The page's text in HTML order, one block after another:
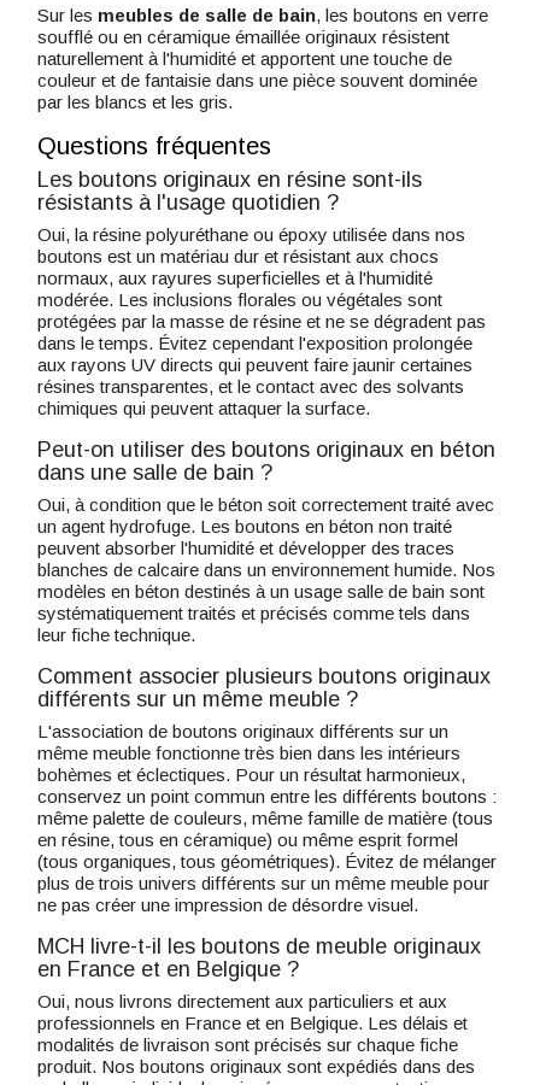
Sur les meubles de salle de bain, les boutons en verre
soufflé ou en céramique émaillée originaux résistent
naturellement à l'humidité et apportent une touche de
couleur et de fantaisie dans une pièce souvent dominée
par les blancs et les gris.
Questions fréquentes
Les boutons originaux en résine sont-ils
résistants à l'usage quotidien ?
Oui, la résine polyuréthane ou époxy utilisée dans nos
boutons est un matériau dur et résistant aux chocs
normaux, aux rayures superficielles et à l'humidité
modérée. Les inclusions florales ou végétales sont
protégées par la masse de résine et ne se dégradent pas
dans le temps. Évitez cependant l'exposition prolongée
aux rayons UV directs qui peuvent faire jaunir certaines
résines transparentes, et le contact avec des solvants
chimiques qui peuvent attaquer la surface.
Peut-on utiliser des boutons originaux en béton
dans une salle de bain ?
Oui, à condition que le béton soit correctement traité avec
un agent hydrofuge. Les boutons en béton non traité
peuvent absorber l'humidité et développer des traces
blanches de calcaire dans un environnement humide. Nos
modèles en béton destinés à un usage salle de bain sont
systématiquement traités et précisés comme tels dans
leur fiche technique.
Comment associer plusieurs boutons originaux
différents sur un même meuble ?
L'association de boutons originaux différents sur un
même meuble fonctionne très bien dans les intérieurs
bohèmes et éclectiques. Pour un résultat harmonieux,
conservez un point commun entre les différents boutons :
même palette de couleurs, même famille de matière (tous
en résine, tous en céramique) ou même esprit formel
(tous organiques, tous géométriques). Évitez de mélanger
plus de trois univers différents sur un même meuble pour
ne pas créer une impression de désordre visuel.
MCH livre-t-il les boutons de meuble originaux
en France et en Belgique ?
Oui, nous livrons directement aux particuliers et aux
professionnels en France et en Belgique. Les délais et
modalités de livraison sont précisés sur chaque fiche
produit. Nos boutons originaux sont expédiés dans des